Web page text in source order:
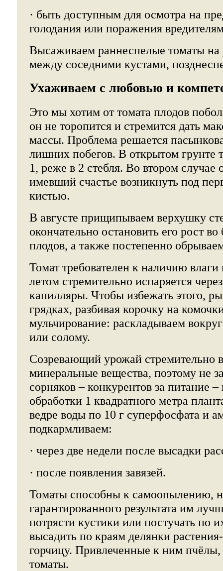
· быть доступным для осмотра на
голодания или поражения
Высаживаем раннеспелые томаты на
между соседними кустами,
Ухаживаем с любовью и
Это мы хотим от томата плодов
он не торопится и стремится дать
массы. Проблема решается
лишних побегов. В открытом грунте
1, реже в 2 стебля. Во втором случае
имевший счастье возникнуть под
кистью.
В августе прищипываем верхушку
окончательно остановить его рост во
плодов, а также постепенно
Томат требователен к наличию влаги
летом стремительно испаряется
капилляры. Чтобы избежать этого,
грядках, разбивая корочку на
мульчирование: раскладываем
или солому.
Созревающий урожай стремительно
минеральные вещества, поэтому не
сорняков – конкурентов за питание
обработки 1 квадратного метра
ведре воды по 10 г суперфосфата и
подкармливаем:
· через две недели после высадки
· после появления завязей.
Томаты способны к самоопылению,
гарантированного результата им
потрясти кустики или постучать по
высадить по краям делянки
горчицу. Привлеченные к ним
томаты.